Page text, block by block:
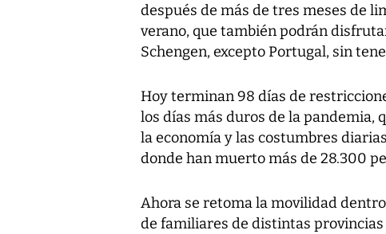
después de más de tres meses de
verano, que también podrán
Schengen, excepto Portugal, sin
Hoy terminan 98 días de
los días más duros de la pandemia,
la economía y las costumbres
donde han muerto más de 28.300
Ahora se retoma la movilidad
de familiares de distintas